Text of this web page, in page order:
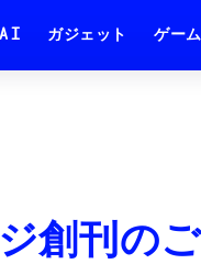
AI ガジェット ゲーム
創刊の